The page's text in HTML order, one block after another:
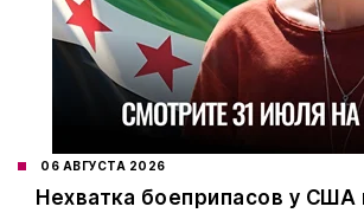
06 АВГУСТА 2026
Нехватка боеприпасов у США